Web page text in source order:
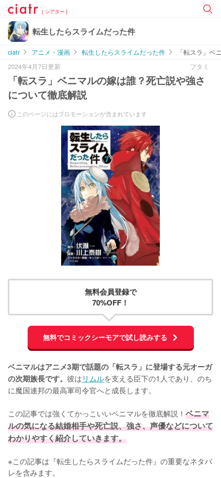
[ シアター ]
転生したらスライムだった件
ciatr アニメ・漫画 転生したらスライムだった件
「転スラ」ベ
2024年4月7日更新
フタミ
「転スラ」ベニマルの嫁は誰？死亡説や強さ
について徹底解説
このページにはプロモーションが含まれています
無料会員登録で
70%OFF！
無料でコミックシーモアで試し読みする
ベニマルはアニメ3期で話題の「転スラ」に登場する元オーガ
の次期族長です。 彼はリムルを支える臣下の1人であり、のち
に魔国連邦の最高軍司令官へと成長します。
この記事では強くてかっこいいベニマルを徹底解説！ ベニマ
ルの気になる結婚相手や死亡説、強さ、声優などについて
わかりやすく紹介していきます。
※この記事は『転生したらスライムだった件』の重要なネタバ
レを含みます。